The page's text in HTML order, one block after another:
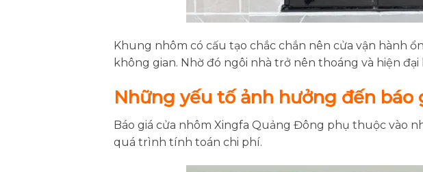
Khung nhôm có cấu tạo chắc chắn nên cửa vận hành
không gian. Nhờ đó ngôi nhà trở nên thoáng và hiện đại
Những yếu tố ảnh hưởng đến
Báo giá cửa nhôm Xingfa Quảng Đông phụ thuộc vào
quá trình tính toán chi phí.